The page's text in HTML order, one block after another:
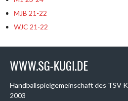
MJB 21-22
WJC 21-22
WWW.SG-KUGI.DE
Handballspielgemeinschaft des TSV
2003